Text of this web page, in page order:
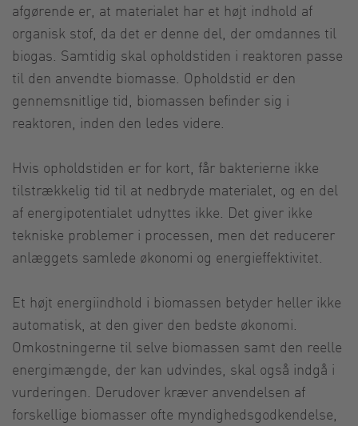
afgørende er, at materialet har et højt indhold af
organisk stof, da det er denne del, der omdannes til
biogas. Samtidig skal opholdstiden i reaktoren passe
til den anvendte biomasse. Opholdstid er den
gennemsnitlige tid, biomassen befinder sig i
reaktoren, inden den ledes videre.
Hvis opholdstiden er for kort, får bakterierne ikke
tilstrækkelig tid til at nedbryde materialet, og en del
af energipotentialet udnyttes ikke. Det giver ikke
tekniske problemer i processen, men det reducerer
anlæggets samlede økonomi og energieffektivitet.
Et højt energiindhold i biomassen betyder heller ikke
automatisk, at den giver den bedste økonomi.
Omkostningerne til selve biomassen samt den reelle
energimængde, der kan udvindes, skal også indgå i
vurderingen. Derudover kræver anvendelsen af
forskellige biomasser ofte myndighedsgodkendelse,